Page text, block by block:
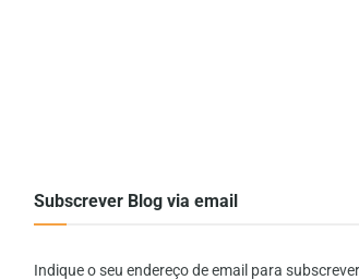
Subscrever Blog via email
Indique o seu endereço de email para